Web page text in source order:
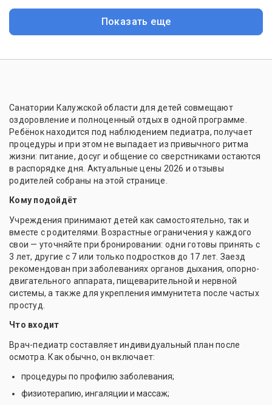
Показать еще
Санатории Калужской области для детей совмещают
оздоровление и полноценный отдых в одной программе.
Ребёнок находится под наблюдением педиатра, получает
процедуры и при этом не выпадает из привычного ритма
жизни: питание, досуг и общение со сверстниками остаются
в распорядке дня. Актуальные цены 2026 и отзывы
родителей собраны на этой странице.
Кому подойдёт
Учреждения принимают детей как самостоятельно, так и
вместе с родителями. Возрастные ограничения у каждого
свои — уточняйте при бронировании: одни готовы принять с
3 лет, другие с 7 или только подростков до 17 лет. Заезд
рекомендован при заболеваниях органов дыхания, опорно-
двигательного аппарата, пищеварительной и нервной
системы, а также для укрепления иммунитета после частых
простуд.
Что входит
Врач-педиатр составляет индивидуальный план после
осмотра. Как обычно, он включает:
процедуры по профилю заболевания;
физиотерапию, ингаляции и массаж;